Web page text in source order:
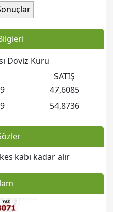
Döviz Kuru
SATIŞ
47,6085
54,8736
kabı kadar alır